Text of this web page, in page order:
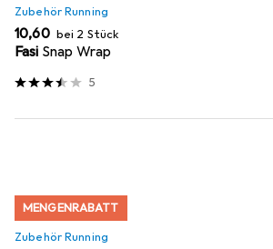
Zubehör Running
EUR
10,60 bei 2 Stück
Fasi Snap Wrap
5
MENGENRABATT
Zubehör Running